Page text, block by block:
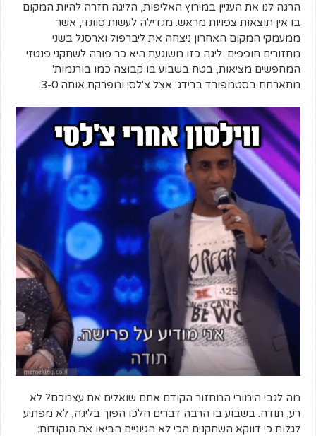
הרגה לנו את העניין במירוץ האליפות, הליגה חזרה להיות המקום
בו אין תוצאות צפויות מראש. מגדילה לעשות סוונזי, אשר
ממעמקי המקום האחרון ניצחה את ליברפול וארסנל בשני
מחזורים חופפים. ליגה כזו משוגעת היא כר פורה לשחקני פנטזי
המחפשים מציאות, בטח בשבוע בו קבוצה כמו בורנמות'
מתארחת בסטמפורד ברידג' אצל צ'לסי ומפרקת אותה 3-0.
מה לגבי הימורי המחזור הקודם אתם שואלים את עצמכם? לא
רע, תודה. בשבוע בו הרבה דברים הלכו הפוך בליגה, לא מפתיע
לגלות כי דווקא השחקנים הכי לא הגיוניים הביאו את הנקודות: